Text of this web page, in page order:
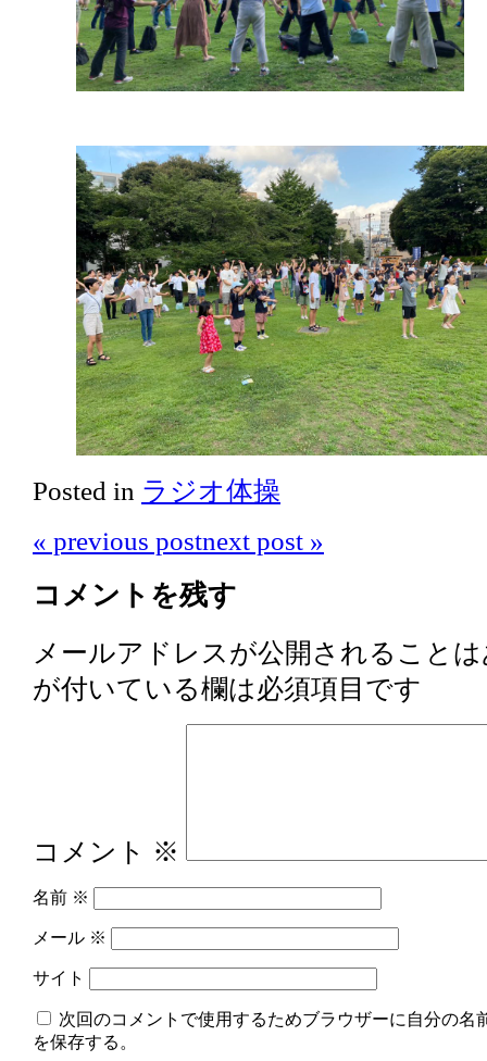
Posted in ラジオ体操
« previous postnext post »
コメントを残す
メールアドレスが公開されること
が付いている欄は必須項目です
コメント ※
名前 ※
メール ※
サイト
次回のコメントで使用するためブラウザーに自分の名
を保存する。